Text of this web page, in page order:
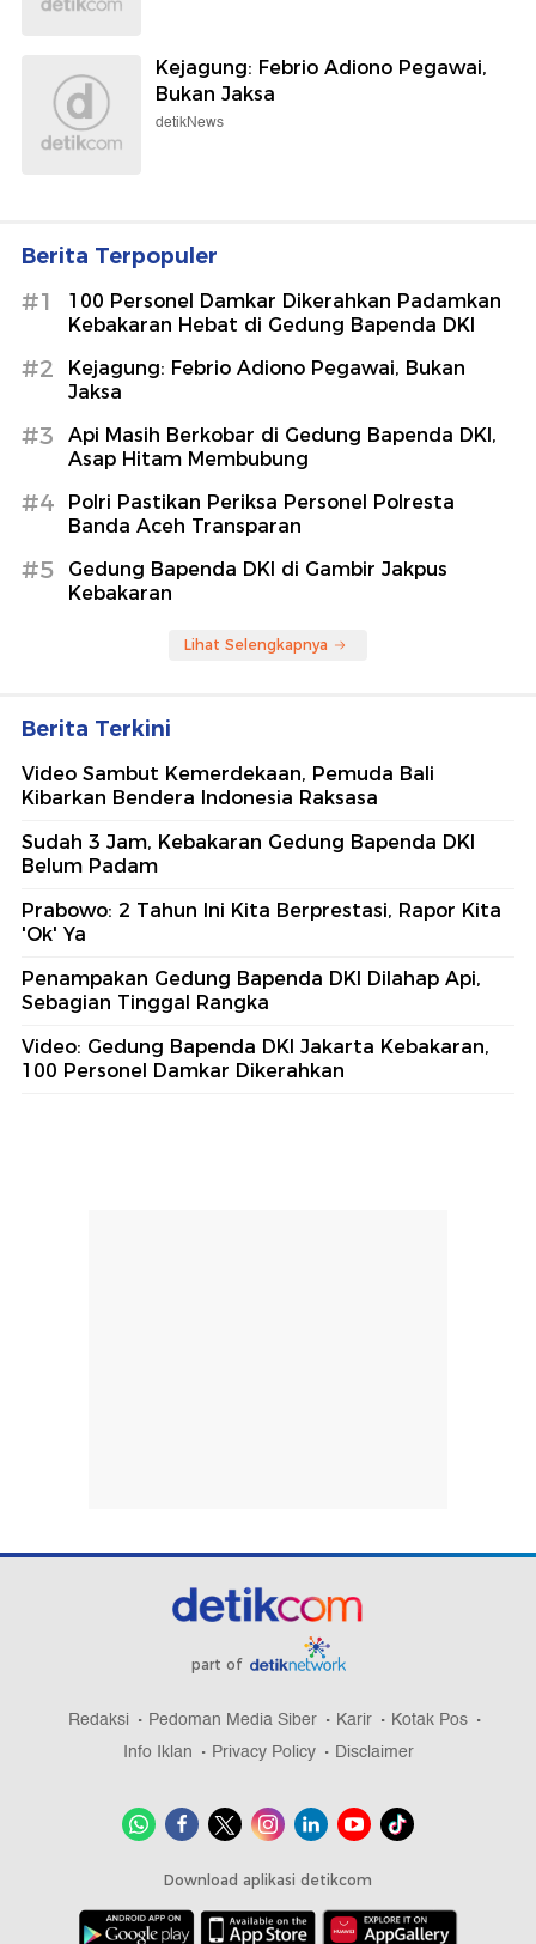
Kejagung: Febrio Adiono Pegawai,
Bukan Jaksa
detikNews
Berita Terpopuler
#1
100 Personel Damkar Dikerahkan Padamkan
Kebakaran Hebat di Gedung Bapenda DKI
#2
Kejagung: Febrio Adiono Pegawai, Bukan
Jaksa
#3
Api Masih Berkobar di Gedung Bapenda DKI,
Asap Hitam Membubung
#4
Polri Pastikan Periksa Personel Polresta
Banda Aceh Transparan
#5
Gedung Bapenda DKI di Gambir Jakpus
Kebakaran
Lihat Selengkapnya
Berita Terkini
Video Sambut Kemerdekaan, Pemuda Bali
Kibarkan Bendera Indonesia Raksasa
Sudah 3 Jam, Kebakaran Gedung Bapenda DKI
Belum Padam
Prabowo: 2 Tahun Ini Kita Berprestasi, Rapor Kita
'Ok' Ya
Penampakan Gedung Bapenda DKI Dilahap Api,
Sebagian Tinggal Rangka
Video: Gedung Bapenda DKI Jakarta Kebakaran,
100 Personel Damkar Dikerahkan
part of
Redaksi Pedoman Media Siber Karir
Kotak Pos
Info Iklan
Privacy Policy Disclaimer
Download aplikasi detikcom